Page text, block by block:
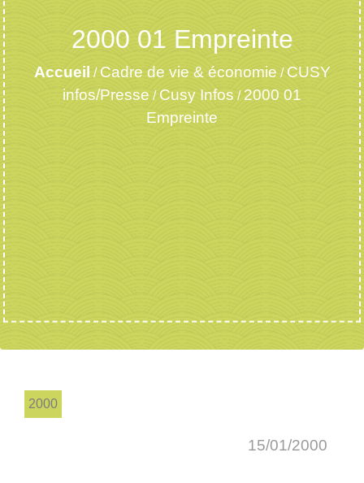
2000 01 Empreinte
Accueil / Cadre de vie & économie / CUSY
infos/Presse / Cusy Infos / 2000 01
Empreinte
2000
15/01/2000